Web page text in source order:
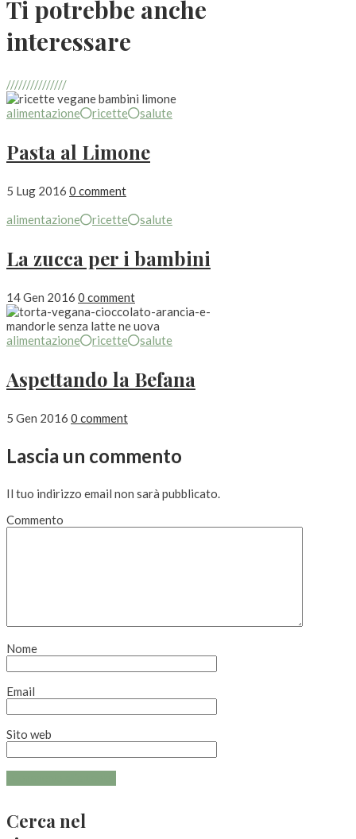
Ti potrebbe anche
interessare
///////////////
alimentazione
ricette salute
Pasta al Limone
5 Lug 2016 0 comment
alimentazione
ricette salute
La zucca per i bambini
14 Gen 2016 0 comment
alimentazione ricette salute
Aspettando la Befana
5 Gen 2016 0 comment
Lascia un commento
Il tuo indirizzo email non sarà pubblicato.
Commento
Nome
Email
Sito web
Cerca nel